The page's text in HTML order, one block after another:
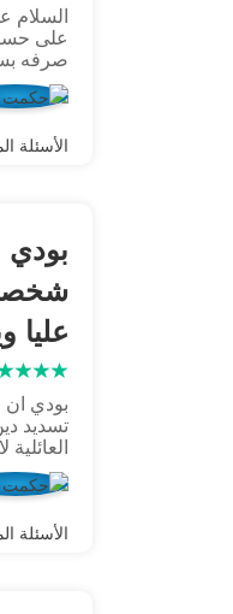
السلام
على
صرفه
الأسئلة المجابة 24544 |
بودي
تسديد
الأسئلة المجابة 24544 |